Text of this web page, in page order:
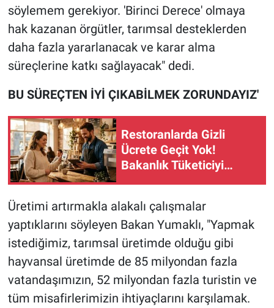
söylemem gerekiyor. 'Birinci Derece' olmaya
hak kazanan örgütler, tarımsal desteklerden
daha fazla yararlanacak ve karar alma
süreçlerine katkı sağlayacak" dedi.
BU SÜREÇTEN İYİ ÇIKABİLMEK ZORUNDAYIZ'
Restoranlarda Gizli
Ücrete Geçit Yok!
Bakanlık Tüketiciyi
Üretimi artırmakla alakalı çalışmalar
yaptıklarını söyleyen Bakan Yumaklı, "Yapmak
istediğimiz, tarımsal üretimde olduğu gibi
hayvansal üretimde de 85 milyondan fazla
vatandaşımızın, 52 milyondan fazla turistin ve
tüm misafirlerimizin ihtiyaçlarını karşılamak.